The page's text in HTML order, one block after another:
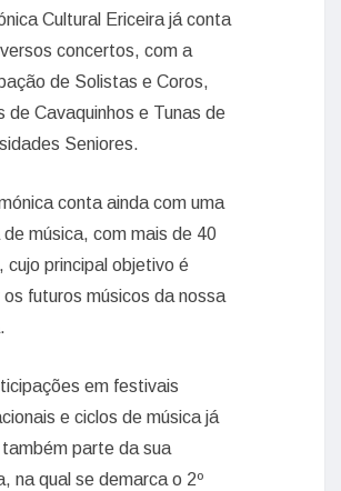
Cultural Ericeira já conta
concertos, com a
de Solistas e Coros,
de Cavaquinhos e Tunas de
Seniores.
conta ainda com uma
música, com mais de 40
cujo principal objetivo é
os futuros músicos da nossa
em festivais
e ciclos de música já
parte da sua
na qual se demarca o 2º